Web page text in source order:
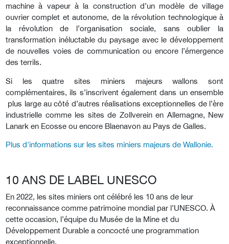
machine à vapeur à la construction d’un modèle de village
ouvrier complet et autonome, de la révolution technologique à
la révolution de l’organisation sociale, sans oublier la
transformation inéluctable du paysage avec le développement
de nouvelles voies de communication ou encore l’émergence
des terrils.
Si les quatre sites miniers majeurs wallons sont
complémentaires, ils s’inscrivent également dans un ensemble
plus large au côté d’autres réalisations exceptionnelles de l’ère
industrielle comme les sites de Zollverein en Allemagne, New
Lanark en Ecosse ou encore Blaenavon au Pays de Galles.
Plus d'informations sur les sites miniers majeurs de Wallonie.
10 ANS DE LABEL UNESCO
En 2022, les sites miniers ont célébré les 10 ans de leur
reconnaissance comme patrimoine mondial par l’UNESCO. À
cette occasion, l’équipe du Musée de la Mine et du
Développement Durable a concocté une programmation
exceptionnelle.